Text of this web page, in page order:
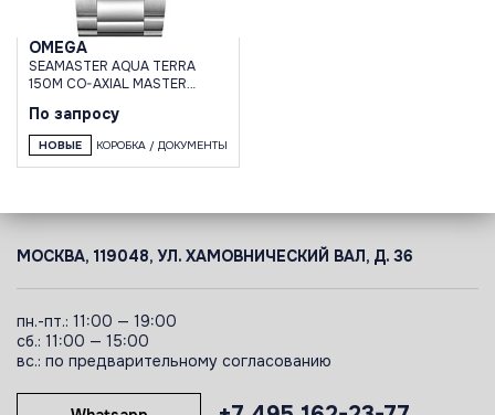
OMEGA
SEAMASTER AQUA TERRA
150M CO-AXIAL MASTER
По запросу
НОВЫЕ КОРОБКА / ДОКУМЕНТЫ
МОСКВА, 119048, УЛ. ХАМОВНИЧЕСКИЙ ВАЛ, Д. 36
пн.-пт.: 11:00 — 19:00
сб.: 11:00 — 15:00
вс.: по предварительному согласованию